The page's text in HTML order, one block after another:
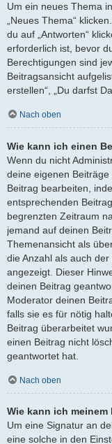
Um ein neues Thema
„Neues Thema“
du auf „Antworten“
erforderlich ist, bevor
Berechtigungen sind
Beitragsansicht
erstellen“, „Du darfst
Nach oben
Wie kann ich einen
Wenn du nicht
deine eigenen
Beitrag bearbeiten,
entsprechenden
begrenzten Zeitraum
jemand auf deinen
Themenansicht als
die Anzahl als auch
angezeigt. Dieser
deinen Beitrag
Moderator deinen
falls sie es für nötig
Beitrag überarbeitet
einen Beitrag nicht
geantwortet hat.
Nach oben
Wie kann ich
Um eine Signatur an
eine solche in den